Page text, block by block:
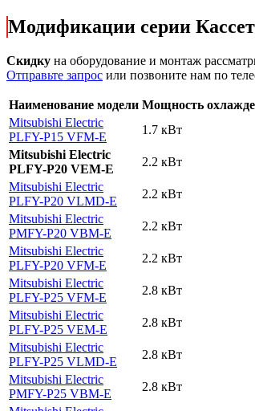
Модификации серии
Скидку на оборудование и монтаж
Отправьте запрос или позвоните нам по
Наименование модели Мощность
Mitsubishi Electric
PLFY-P15 VFM-E
1.7 кВт
Mitsubishi Electric
PLFY-P20 VEM-E
2.2 кВт
Mitsubishi Electric
PLFY-P20 VLMD-E
2.2 кВт
Mitsubishi Electric
PMFY-P20 VBM-E
2.2 кВт
Mitsubishi Electric
PLFY-P20 VFM-E
2.2 кВт
Mitsubishi Electric
PLFY-P25 VFM-E
2.8 кВт
Mitsubishi Electric
PLFY-P25 VEM-E
2.8 кВт
Mitsubishi Electric
PLFY-P25 VLMD-E
2.8 кВт
Mitsubishi Electric
PMFY-P25 VBM-E
2.8 кВт